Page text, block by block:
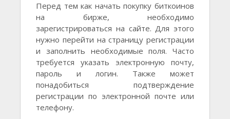
Перед тем как начать покупку биткоинов
на бирже, необходимо
зарегистрироваться на сайте. Для этого
нужно перейти на страницу регистрации
и заполнить необходимые поля. Часто
требуется указать электронную почту,
пароль и логин. Также может
понадобиться подтверждение
регистрации по электронной почте или
телефону.